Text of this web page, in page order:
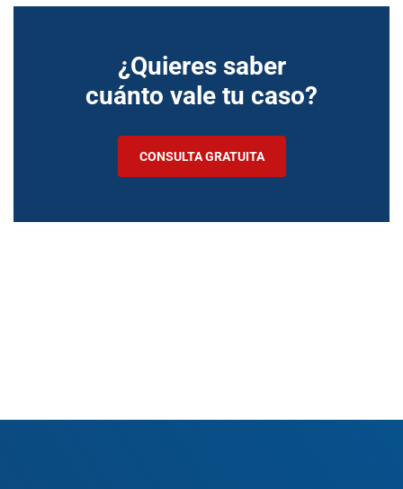
¿Quieres saber
cuánto vale tu caso?
CONSULTA GRATUITA